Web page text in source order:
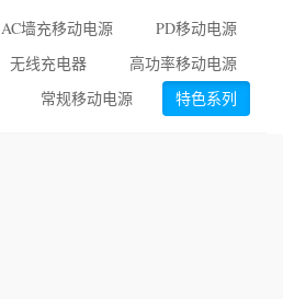
AC墙充移动电源
PD移动电源
无线充电器
高功率移动电源
常规移动电源 特色系列